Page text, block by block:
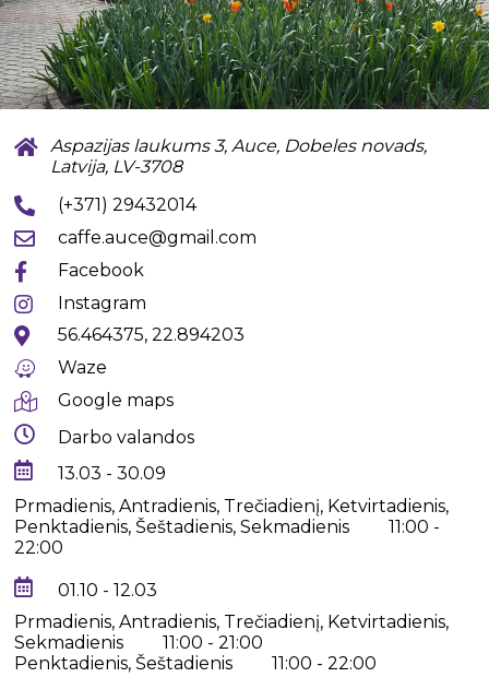
Aspazijas laukums 3, Auce, Dobeles novads,
Latvija, LV-3708
(+371) 29432014
caffe.auce@gmail.com
Facebook
Instagram
56.464375, 22.894203
Waze
Google maps
Darbo valandos
13.03 - 30.09
Prmadienis, Antradienis, Trečiadienį, Ketvirtadienis,
Penktadienis, Šeštadienis, Sekmadienis
11:00 -
22:00
01.10 - 12.03
Prmadienis, Antradienis, Trečiadienį, Ketvirtadienis,
Sekmadienis
11:00 - 21:00
Penktadienis, Šeštadienis
11:00 - 22:00